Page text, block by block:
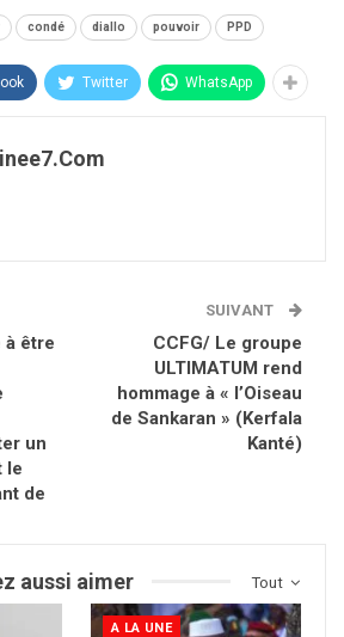
condé diallo pouvoir PPD
Twitter WhatsApp
à être
un
le
de
SUIVANT
CCFG/ Le groupe
ULTIMATUM rend
hommage à « l’Oiseau
de Sankaran » (Kerfala
Kanté)
Tout
aussi aimer
A LA UNE